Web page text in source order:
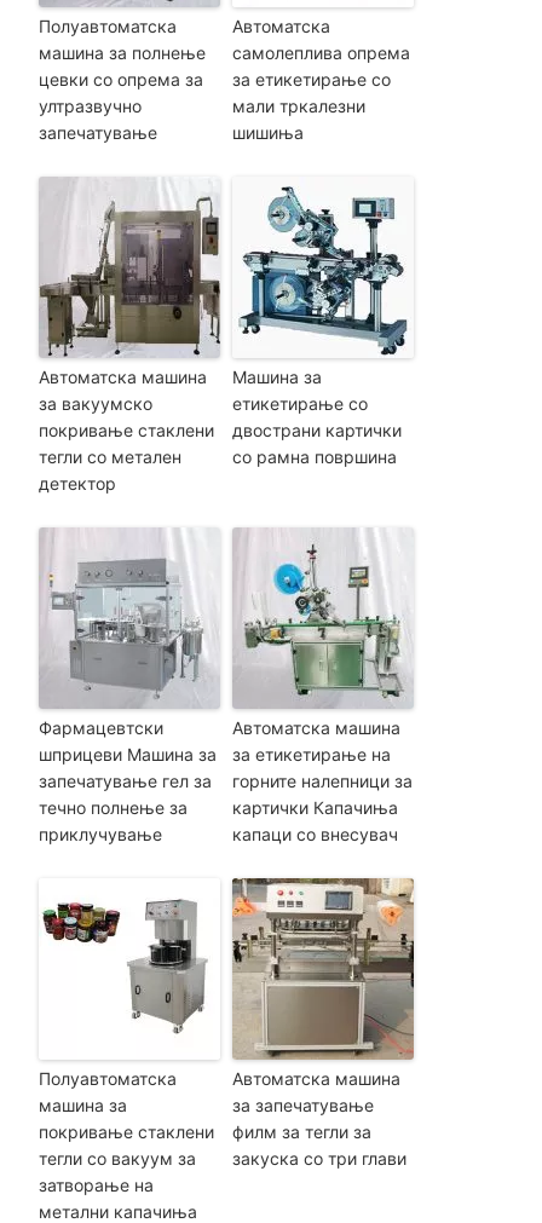
Полуавтоматска
машина за полнење
цевки со опрема за
ултразвучно
запечатување
Автоматска
самолеплива опрема
за етикетирање со
мали тркалезни
шишиња
Автоматска машина
за вакуумско
покривање стаклени
тегли со метален
детектор
Машина за
етикетирање со
двострани картички
со рамна површина
Фармацевтски
шприцеви Машина за
запечатување гел за
течно полнење за
приклучување
Автоматска машина
за етикетирање на
горните налепници за
картички Капачиња
капаци со внесувач
Полуавтоматска
машина за
покривање стаклени
тегли со вакуум за
затворање на
метални капачиња
Автоматска машина
за запечатување
филм за тегли за
закуска со три глави